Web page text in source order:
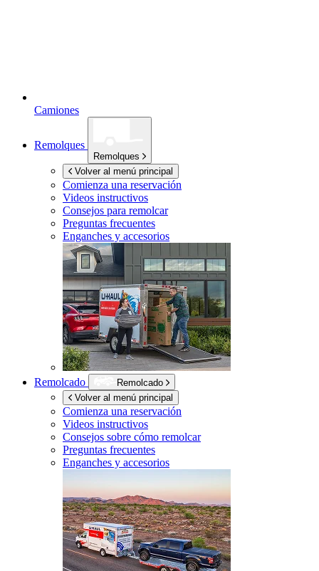
Camiones
Remolques
Remolques
Volver al menú principal
Comienza una reservación
Videos instructivos
Consejos para remolcar
Preguntas frecuentes
Enganches y accesorios
Remolcado
Remolcado
Volver al menú principal
Comienza una reservación
Videos instructivos
Consejos sobre cómo remolcar
Preguntas frecuentes
Enganches y accesorios